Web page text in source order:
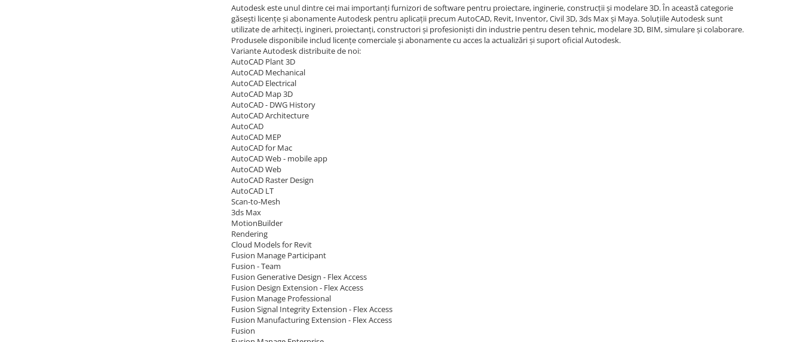
Autodesk este unul dintre cei mai importanți furnizori de software pentru proiectare, inginerie, construcții și modelare 3D. În această categorie
găsești licențe și abonamente Autodesk pentru aplicații precum AutoCAD, Revit, Inventor, Civil 3D, 3ds Max și Maya. Soluțiile Autodesk sunt
utilizate de arhitecți, ingineri, proiectanți, constructori și profesioniști din industrie pentru desen tehnic, modelare 3D, BIM, simulare și colaborare.
Produsele disponibile includ licențe comerciale și abonamente cu acces la actualizări și suport oficial Autodesk.
Variante Autodesk distribuite de noi:
AutoCAD Plant 3D
AutoCAD Mechanical
AutoCAD Electrical
AutoCAD Map 3D
AutoCAD - DWG History
AutoCAD Architecture
AutoCAD
AutoCAD MEP
AutoCAD for Mac
AutoCAD Web - mobile app
AutoCAD Web
AutoCAD Raster Design
AutoCAD LT
Scan-to-Mesh
3ds Max
MotionBuilder
Rendering
Cloud Models for Revit
Fusion Manage Participant
Fusion - Team
Fusion Generative Design - Flex Access
Fusion Design Extension - Flex Access
Fusion Manage Professional
Fusion Signal Integrity Extension - Flex Access
Fusion Manufacturing Extension - Flex Access
Fusion